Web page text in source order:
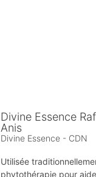
Divine Essence
Anis
Divine Essence - CDN
Utilisée
phytothérapie pour